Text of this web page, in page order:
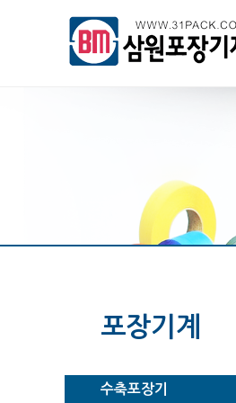
포장기계
수축포장기